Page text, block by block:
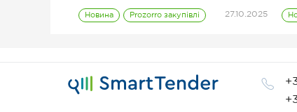
Новина Prozorro закупівлі 27.10.2025